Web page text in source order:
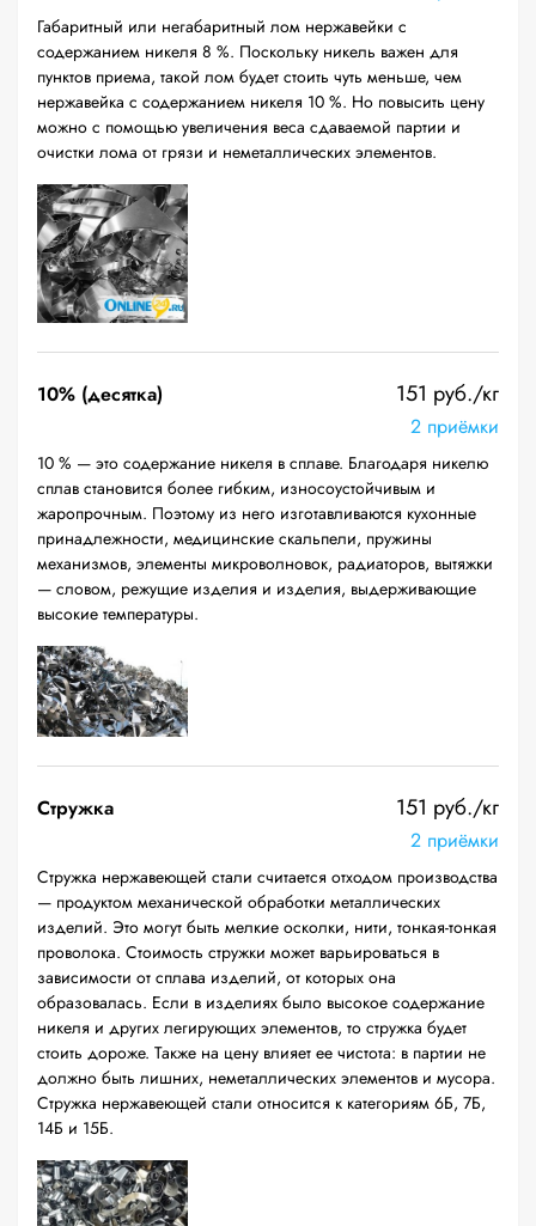
Габаритный или негабаритный лом нержавейки с
содержанием никеля 8 %. Поскольку никель важен для
пунктов приема, такой лом будет стоить чуть меньше, чем
нержавейка с содержанием никеля 10 %. Но повысить цену
можно с помощью увеличения веса сдаваемой партии и
очистки лома от грязи и неметаллических элементов.
10% (десятка) 151 руб./кг
2 приёмки
10 % — это содержание никеля в сплаве. Благодаря никелю
сплав становится более гибким, износоустойчивым и
жаропрочным. Поэтому из него изготавливаются кухонные
принадлежности, медицинские скальпели, пружины
механизмов, элементы микроволновок, радиаторов, вытяжки
— словом, режущие изделия и изделия, выдерживающие
высокие температуры.
Стружка 151 руб./кг
2 приёмки
Стружка нержавеющей стали считается отходом производства
— продуктом механической обработки металлических
изделий. Это могут быть мелкие осколки, нити, тонкая-тонкая
проволока. Стоимость стружки может варьироваться в
зависимости от сплава изделий, от которых она
образовалась. Если в изделиях было высокое содержание
никеля и других легирующих элементов, то стружка будет
стоить дороже. Также на цену влияет ее чистота: в партии не
должно быть лишних, неметаллических элементов и мусора.
Стружка нержавеющей стали относится к категориям 6Б, 7Б,
14Б и 15Б.